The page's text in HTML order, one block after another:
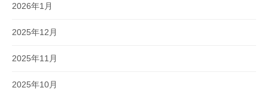
2026年1月
2025年12月
2025年11月
2025年10月